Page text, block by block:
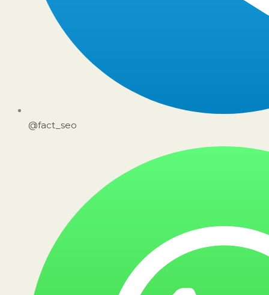
@fact_seo